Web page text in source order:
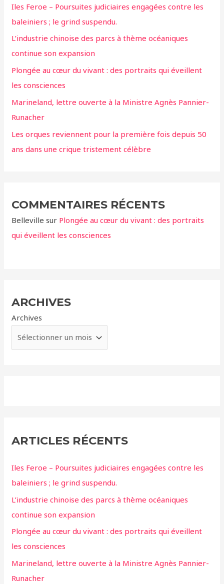
c
h
e
r
:
Iles Feroe – Poursuites judiciaires engagées contre les
baleiniers ; le grind suspendu.
L’industrie chinoise des parcs à thème océaniques
continue son expansion
Plongée au cœur du vivant : des portraits qui éveillent
les consciences
Marineland, lettre ouverte à la Ministre Agnès Pannier-
Runacher
Les orques reviennent pour la première fois depuis 50
ans dans une crique tristement célèbre
COMMENTAIRES RÉCENTS
Belleville sur Plongée au cœur du vivant : des portraits
qui éveillent les consciences
ARCHIVES
Archives
ARTICLES RÉCENTS
Iles Feroe – Poursuites judiciaires engagées contre les
baleiniers ; le grind suspendu.
L’industrie chinoise des parcs à thème océaniques
continue son expansion
Plongée au cœur du vivant : des portraits qui éveillent
les consciences
Marineland, lettre ouverte à la Ministre Agnès Pannier-
Runacher